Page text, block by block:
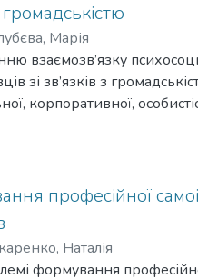
громадськістю
Марія
взаємозв’язку
зі зв’язків з
корпоративної,
психосоціальної
етики фахівців із PR
професійної
Наталія
формування